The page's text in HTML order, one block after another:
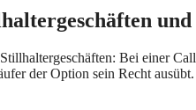
und
Bei einer
der Option sein Recht